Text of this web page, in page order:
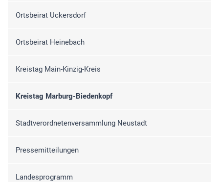
Ortsbeirat Uckersdorf
Ortsbeirat Heinebach
Kreistag Main-Kinzig-Kreis
Kreistag Marburg-Biedenkopf
Stadtverordnetenversammlung Neustadt
Pressemitteilungen
Landesprogramm